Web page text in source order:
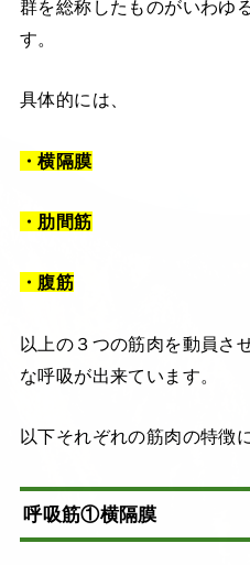
群を総称したものがいわゆ
す。
具体的には、
・横隔膜
・肋間筋
・腹筋
以上の３つの筋肉を動員さ
な呼吸が出来ています。
以下それぞれの筋肉の特徴
呼吸筋①横隔膜